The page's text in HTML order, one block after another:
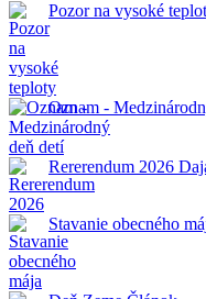
Pozor na vysoké
Oznam -
Rererendum 2026
Stavanie obecného